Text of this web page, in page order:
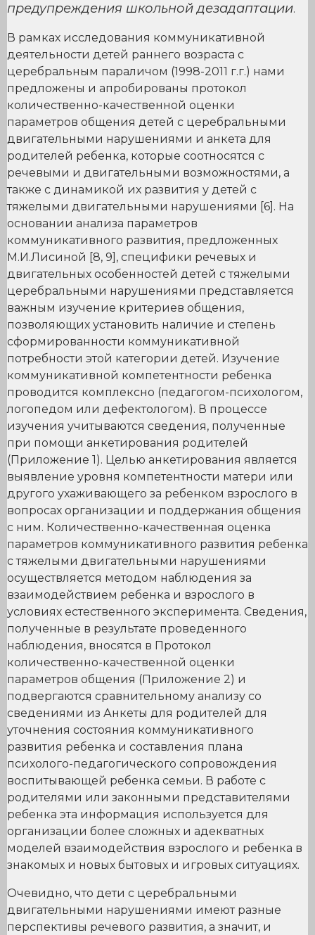
предупреждения школьной дезадаптации.
В рамках исследования коммуникативной
деятельности детей раннего возраста с
церебральным параличом (1998-2011 г.г.) нами
предложены и апробированы протокол
количественно-качественной оценки
параметров общения детей с церебральными
двигательными нарушениями и анкета для
родителей ребенка, которые соотносятся с
речевыми и двигательными возможностями, а
также с динамикой их развития у детей с
тяжелыми двигательными нарушениями [6]. На
основании анализа параметров
коммуникативного развития, предложенных
М.И.Лисиной [8, 9], специфики речевых и
двигательных особенностей детей с тяжелыми
церебральными нарушениями представляется
важным изучение критериев общения,
позволяющих установить наличие и степень
сформированности коммуникативной
потребности этой категории детей. Изучение
коммуникативной компетентности ребенка
проводится комплексно (педагогом-психологом,
логопедом или дефектологом). В процессе
изучения учитываются сведения, полученные
при помощи анкетирования родителей
(Приложение 1). Целью анкетирования является
выявление уровня компетентности матери или
другого ухаживающего за ребенком взрослого в
вопросах организации и поддержания общения
с ним. Количественно-качественная оценка
параметров коммуникативного развития ребенка
с тяжелыми двигательными нарушениями
осуществляется методом наблюдения за
взаимодействием ребенка и взрослого в
условиях естественного эксперимента. Сведения,
полученные в результате проведенного
наблюдения, вносятся в Протокол
количественно-качественной оценки
параметров общения (Приложение 2) и
подвергаются сравнительному анализу со
сведениями из Анкеты для родителей для
уточнения состояния коммуникативного
развития ребенка и составления плана
психолого-педагогического сопровождения
воспитывающей ребенка семьи. В работе с
родителями или законными представителями
ребенка эта информация используется для
организации более сложных и адекватных
моделей взаимодействия взрослого и ребенка в
знакомых и новых бытовых и игровых ситуациях.
Очевидно, что дети с церебральными
двигательными нарушениями имеют разные
перспективы речевого развития, а значит, и